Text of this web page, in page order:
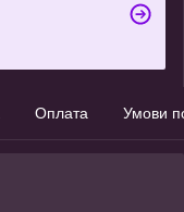
Оплата Умови